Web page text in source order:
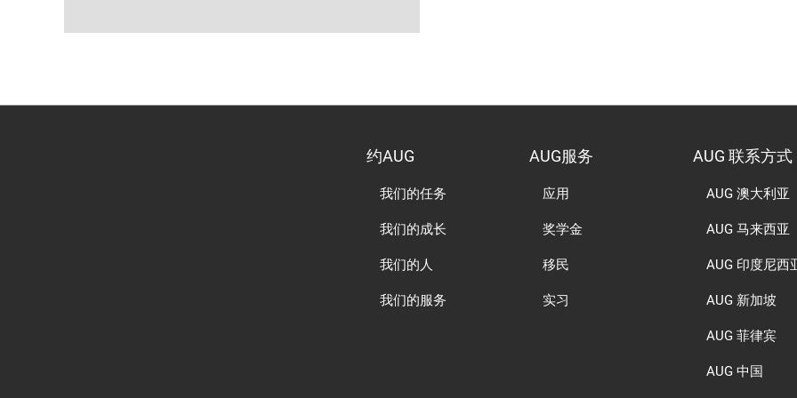
约AUG
我们的任务
我们的成长
我们的人
我们的服务
AUG服务
应用
奖学金
移民
实习
AUG 联系方式
AUG 澳大利亚
AUG 马来西亚
AUG 印度尼西
AUG 新加坡
AUG 菲律宾
AUG 中国